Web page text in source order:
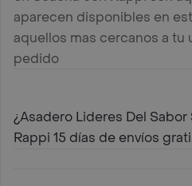
aparecen disponibles en
aquellos mas cercanos a tu
pedido
¿Asadero Lideres Del
Rappi 15 días de envíos